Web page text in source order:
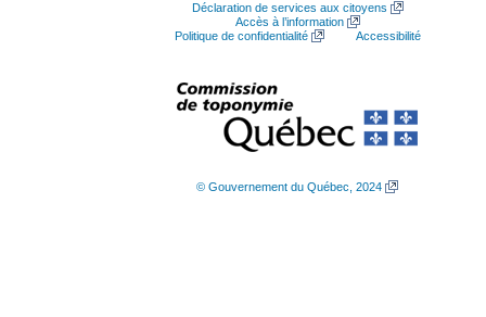
Déclaration de services aux citoyens
Accès à l’information
Politique de confidentialité
Accessibilité
© Gouvernement du Québec, 2024